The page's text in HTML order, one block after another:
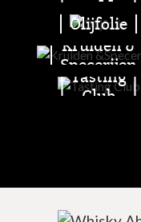
Olijfolie
Kruiden &
Specerijen
Tasting
Club